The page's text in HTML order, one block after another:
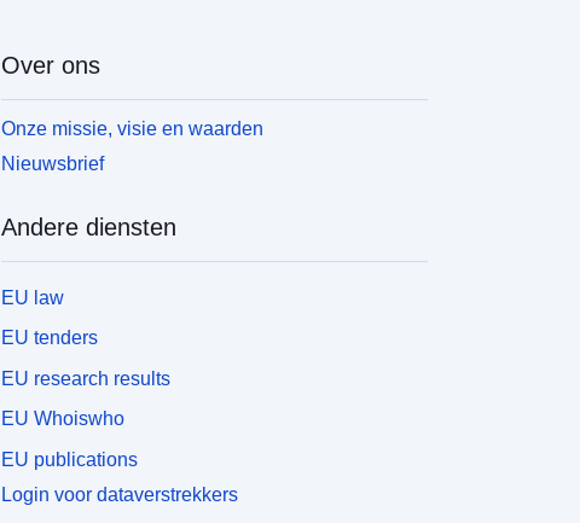
Over ons
Onze missie, visie en waarden
Nieuwsbrief
Andere diensten
EU law
EU tenders
EU research results
EU Whoiswho
EU publications
Login voor dataverstrekkers